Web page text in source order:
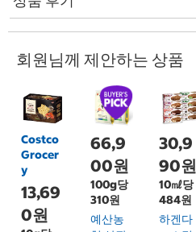
회원님께 제안하는 상품
Costco
Grocer
y
13,69
0원
66,9
00원
100g당
310원
예산농
30,9
90원
10㎖당
484원
하겐다